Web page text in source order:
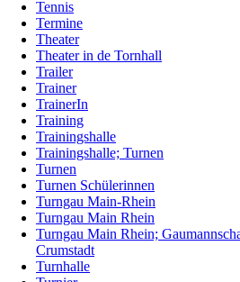
Tennis
Termine
Theater
Theater in de Tornhall
Trailer
Trainer
TrainerIn
Training
Trainingshalle
Trainingshalle; Turnen
Turnen
Turnen Schülerinnen
Turngau Main-Rhein
Turngau Main Rhein
Turngau Main Rhein;
Crumstadt
Turnhalle